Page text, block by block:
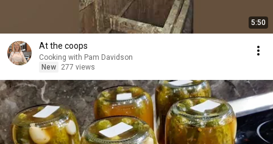
5:50
At the coops
Cooking with Pam Davidson
New
277 views